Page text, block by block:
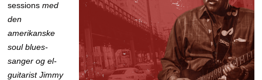
sessions med
den
amerikanske
soul blues-
sanger og el-
guitarist Jimmy